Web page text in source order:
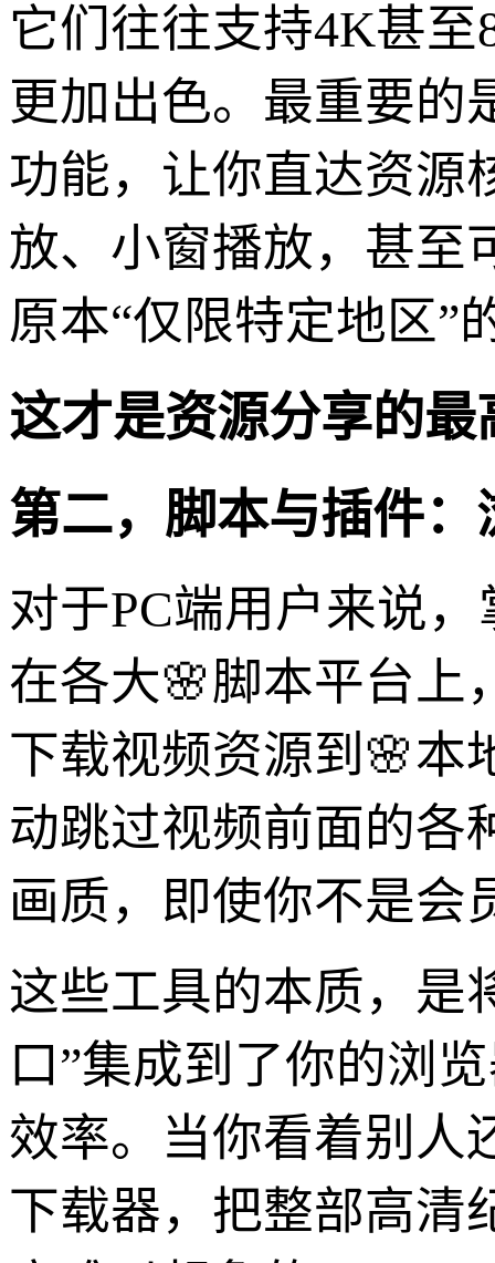
它们往往支持4K甚
更加出色。最重要的
功能，让你直达资源
放、小窗播放，甚至
原本“仅限特定地区”
这才是资源分享的
第二，脚本与插件
对于PC端用户来说
在各大🌸脚本平台上
下载视频资源到🌸本
动跳过视频前面的各
画质，即使你不是会
这些工具的本质，是
口”集成到了你的浏
效率。当你看着别人
下载器，把整部高清